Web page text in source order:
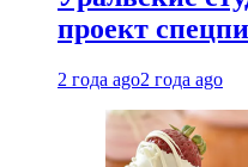
проект
2 года ago2 года ago